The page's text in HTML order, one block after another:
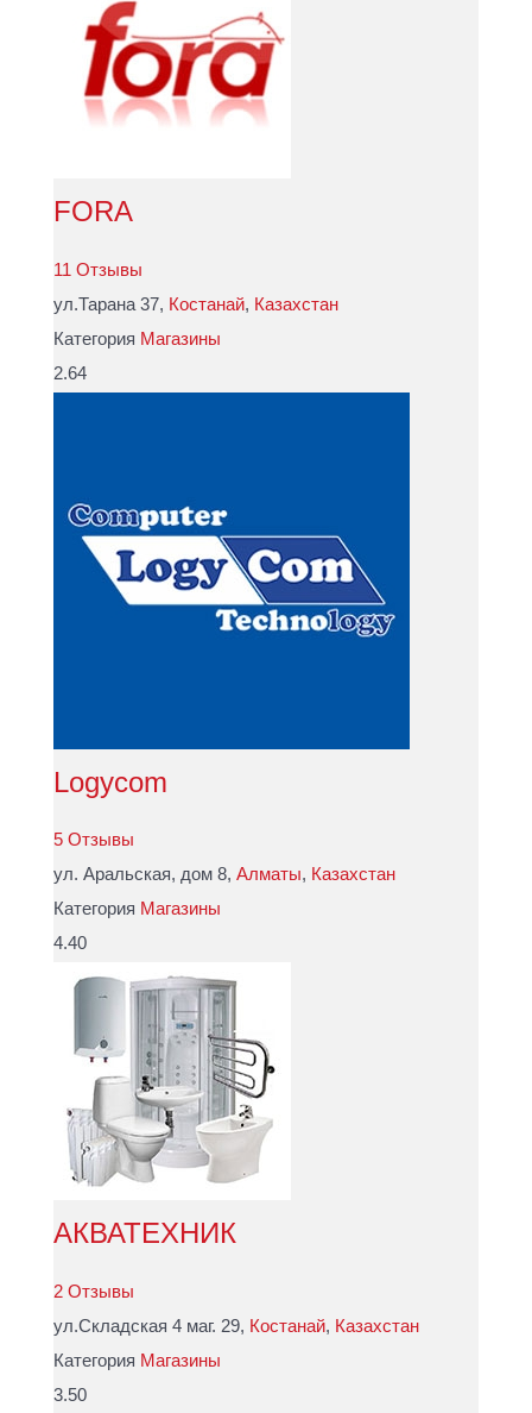
FORA
11 Отзывы
ул.Тарана 37, Костанай, Казахстан
Категория Магазины
2.64
Logycom
5 Отзывы
ул. Аральская, дом 8, Алматы, Казахстан
Категория Магазины
4.40
АКВАТЕХНИК
2 Отзывы
ул.Складская 4 маг. 29, Костанай, Казахстан
Категория Магазины
3.50